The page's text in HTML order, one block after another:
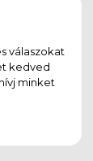
válaszokat
kedved
minket